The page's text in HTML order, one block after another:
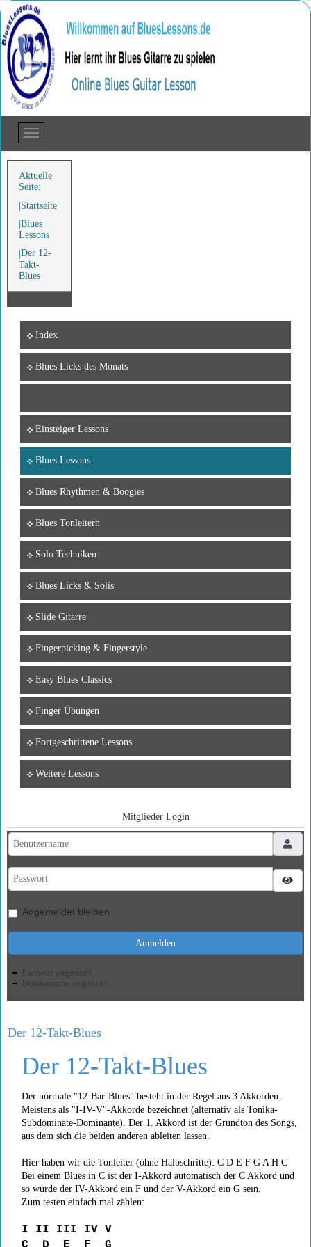
Aktuelle
Seite:
Startseite
Blues
Lessons
Der 12-
Takt-
Blues
Index
Blues Licks des Monats
Einsteiger Lessons
Blues Lessons
Blues Rhythmen & Boogies
Blues Tonleitern
Solo Techniken
Blues Licks & Solis
Slide Gitarre
Fingerpicking & Fingerstyle
Easy Blues Classics
Finger Übungen
Fortgeschrittene Lessons
Weitere Lessons
Mitglieder Login
Benutzername
Passwort
Angemeldet bleiben
Anmelden
Passwort vergessen?
Benutzername vergessen?
Der 12-Takt-Blues
Der 12-Takt-Blues
Der normale "12-Bar-Blues" besteht in der Regel aus 3 Akkorden.
Meistens als "I-IV-V"-Akkorde bezeichnet (alternativ als Tonika-
Subdominate-Dominante). Der 1. Akkord ist der Grundton des Songs,
aus dem sich die beiden anderen ableiten lassen.
Hier haben wir die Tonleiter (ohne Halbschritte): C D E F G A H C
Bei einem Blues in C ist der I-Akkord automatisch der C Akkord und
so würde der IV-Akkord ein F und der V-Akkord ein G sein.
Zum testen einfach mal zählen:
I II III IV V